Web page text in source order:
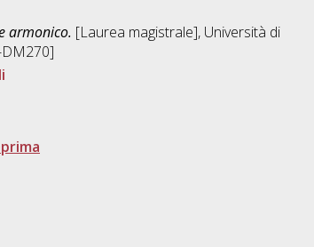
armonico. [Laurea magistrale], Università di